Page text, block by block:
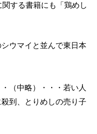
する書籍にも「鶏めし
ウマイと並んで東日本
（中略）・・・若い人
到、とりめしの売り子